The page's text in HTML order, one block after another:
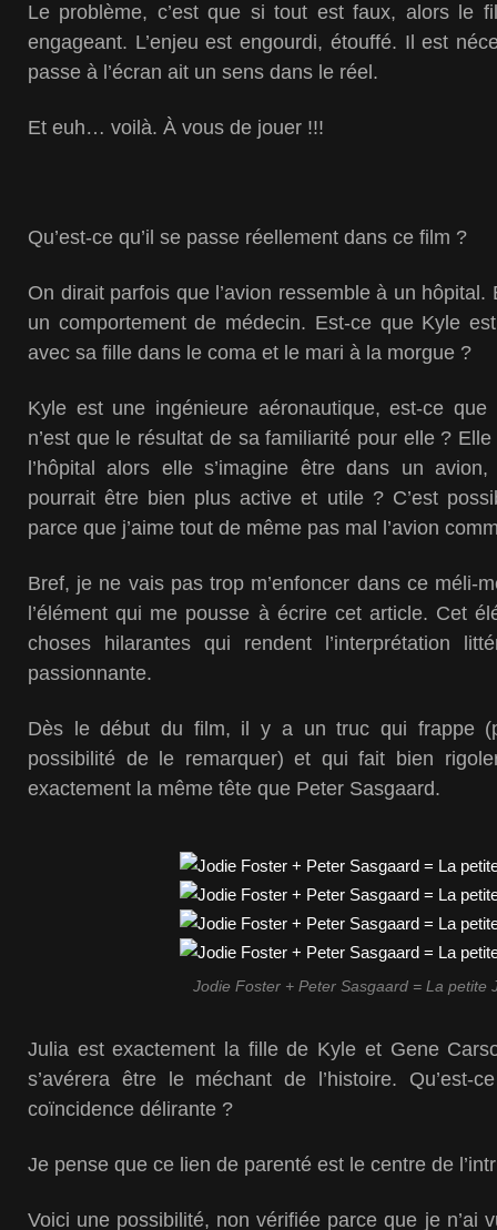
Le problème, c’est que si tout est faux, alors le
engageant. L’enjeu est engourdi, étouffé. Il est
passe à l’écran ait un sens dans le réel.
Et euh… voilà. À vous de jouer !!!
Qu’est-ce qu’il se passe réellement dans ce film ?
On dirait parfois que l’avion ressemble à un
un comportement de médecin. Est-ce que Kyle
avec sa fille dans le coma et le mari à la morgue ?
Kyle est une ingénieure aéronautique, est-ce que
n’est que le résultat de sa familiarité pour elle ?
l’hôpital alors elle s’imagine être dans un
pourrait être bien plus active et utile ? C’est
parce que j’aime tout de même pas mal l’avion
Bref, je ne vais pas trop m’enfoncer dans ce méli-
l’élément qui me pousse à écrire cet article. Cet
choses hilarantes qui rendent l’interprétation
passionnante.
Dès le début du film, il y a un truc qui frappe
possibilité de le remarquer) et qui fait bien
exactement la même tête que Peter Sasgaard.
Jodie Foster + Peter Sasgaard = La petite
Julia est exactement la fille de Kyle et Gene
s’avérera être le méchant de l’histoire. Qu’est-
coïncidence délirante ?
Je pense que ce lien de parenté est le centre de
Voici une possibilité, non vérifiée parce que je n’ai